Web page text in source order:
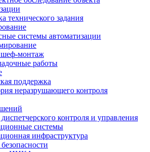
технического задания
системы автоматизации
монтаж
работы
поддержка
неразрушающего контроля
контроля и управления
системы
инфраструктура